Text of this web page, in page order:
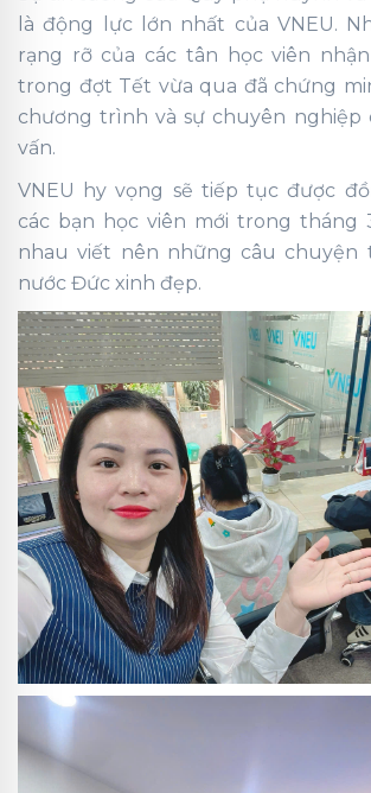
là động lực lớn nhất của VNEU.
rạng rỡ của các tân học viên
trong đợt Tết vừa qua đã chứng
chương trình và sự chuyên nghiệp
vấn.
VNEU hy vọng sẽ tiếp tục được
các bạn học viên mới trong tháng
nhau viết nên những câu chuyện
nước Đức xinh đẹp.